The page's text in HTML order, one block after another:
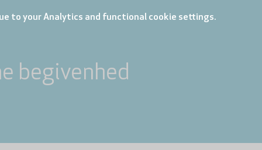
to your Analytics and functional cookie settings.
begivenhed